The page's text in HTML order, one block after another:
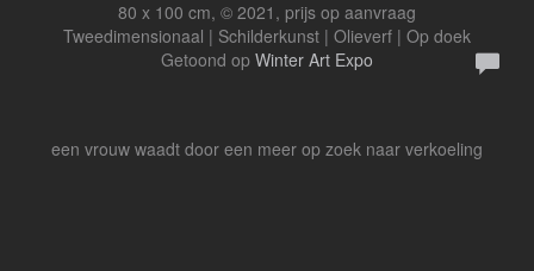
80 x 100 cm, © 2021, prijs op aanvraag
Tweedimensionaal | Schilderkunst | Olieverf | Op doek
Getoond op Winter Art Expo
een vrouw waadt door een meer op zoek naar verkoeling